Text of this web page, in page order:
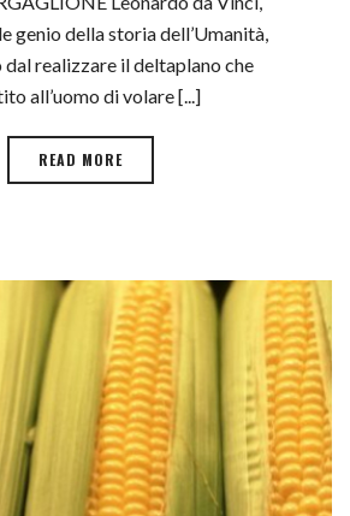
genio della storia dell’Umanità,
dal realizzare il deltaplano che
all’uomo di volare [...]
READ MORE